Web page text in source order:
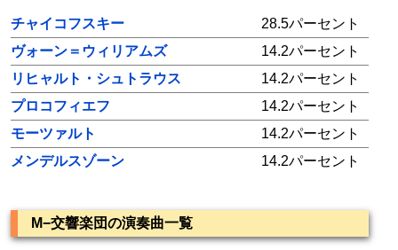
チャイコフスキー
28.5パーセント
ヴォーン＝ウィリアムズ
14.2パーセント
リヒャルト・シュトラウス
14.2パーセント
プロコフィエフ
14.2パーセント
モーツァルト
14.2パーセント
メンデルスゾーン
14.2パーセント
M−交響楽団の演奏曲一覧